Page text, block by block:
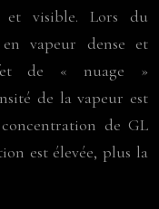
et visible. Lors du
vapeur dense et
de « nuage »
de la vapeur est
de GL
est élevée, plus la